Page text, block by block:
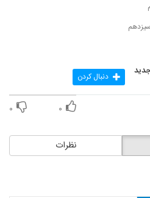
دنبال کردن
۰ ۰
نظرات